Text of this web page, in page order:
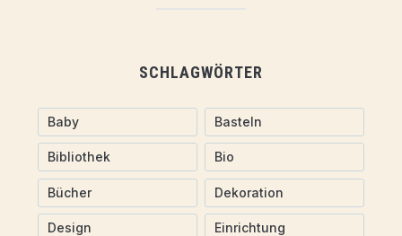
SCHLAGWÖRTER
Baby Basteln
Bibliothek Bio
Bücher Dekoration
Design Einrichtung